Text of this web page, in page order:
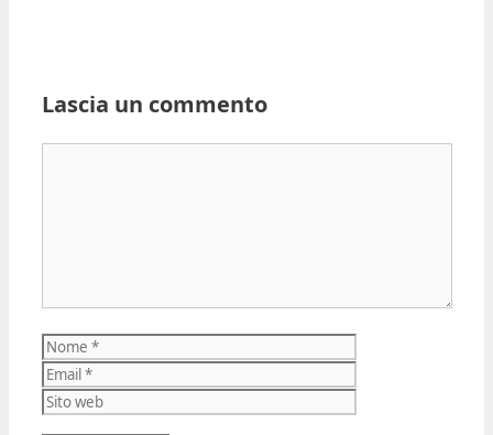
Lascia un commento
Nome